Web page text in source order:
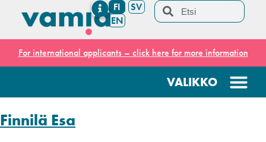
FI
SV
EN
For international applicants – click here for more information
Finnilä Esa